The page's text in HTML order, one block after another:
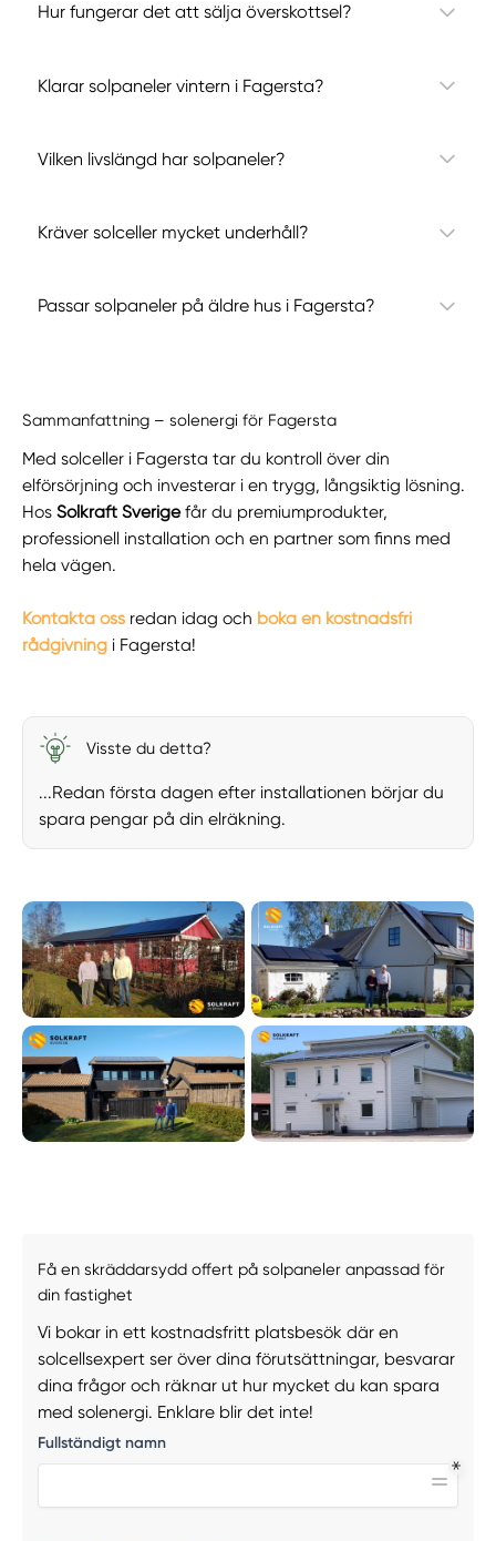
Hur fungerar det att sälja överskottsel?
Klarar solpaneler vintern i Fagersta?
Vilken livslängd har solpaneler?
Kräver solceller mycket underhåll?
Passar solpaneler på äldre hus i Fagersta?
Sammanfattning – solenergi för Fagersta
Med solceller i Fagersta tar du kontroll över din
elförsörjning och investerar i en trygg, långsiktig lösning.
HosSolkraft Sverigefår du premiumprodukter,
professionell installation och en partner som finns med
hela vägen.
Kontakta oss redan idag och boka en kostnadsfri
rådgivning i Fagersta!
Visste du detta?
...Redan första dagen efter installationen börjar du
spara pengar på din elräkning.
Få en skräddarsydd offert på solpaneler anpassad för
din fastighet
Vi bokar in ett kostnadsfritt platsbesök där en
solcellsexpert ser över dina förutsättningar, besvarar
dina frågor och räknar ut hur mycket du kan spara
med solenergi. Enklare blir det inte!
Fullständigt namn